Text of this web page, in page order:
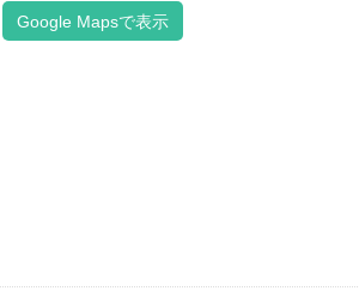
Google Mapsで表示